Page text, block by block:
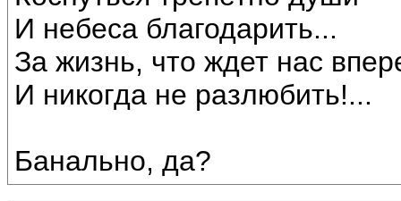
И небеса благодарить...
За жизнь, что ждет нас
И никогда не разлюбить!...
Банально, да?